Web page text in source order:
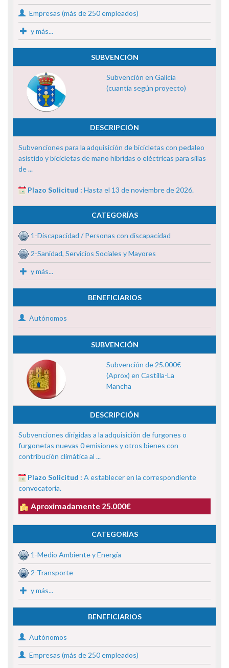
Empresas (más de 250 empleados)
y más...
SUBVENCIÓN
Subvención en Galicia
(cuantía según proyecto)
DESCRIPCIÓN
Subvenciones para la adquisición de bicicletas con pedaleo
asistido y bicicletas de mano híbridas o eléctricas para sillas
de ...
Plazo Solicitud : Hasta el 13 de noviembre de 2026.
CATEGORÍAS
1-Discapacidad / Personas con discapacidad
2-Sanidad, Servicios Sociales y Mayores
y más...
BENEFICIARIOS
Autónomos
SUBVENCIÓN
Subvención de 25.000€
(Aprox) en Castilla-La
Mancha
DESCRIPCIÓN
Subvenciones dirigidas a la adquisición de furgones o
furgonetas nuevas 0 emisiones y otros bienes con
contribución climática al ...
Plazo Solicitud : A establecer en la correspondiente
convocatoria.
Aproximadamente 25.000€
CATEGORÍAS
1-Medio Ambiente y Energía
2-Transporte
y más...
BENEFICIARIOS
Autónomos
Empresas (más de 250 empleados)